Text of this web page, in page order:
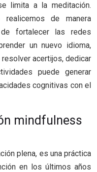
limita a la meditación.
realicemos de manera
fortalecer las redes
un nuevo idioma,
acertijos, dedicar
puede generar
cognitivas con el
mindfulness
plena, es una práctica
en los últimos años